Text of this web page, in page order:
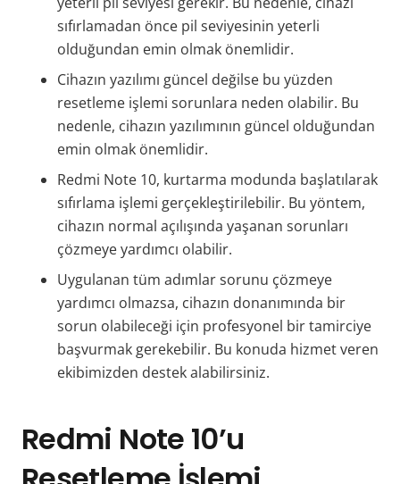
sıfırlamadan önce pil seviyesinin yeterli
olduğundan emin olmak önemlidir.
Cihazın yazılımı güncel değilse bu yüzden
resetleme işlemi sorunlara neden olabilir. Bu
nedenle, cihazın yazılımının güncel olduğundan
emin olmak önemlidir.
Redmi Note 10, kurtarma modunda başlatılarak
sıfırlama işlemi gerçekleştirilebilir. Bu yöntem,
cihazın normal açılışında yaşanan sorunları
çözmeye yardımcı olabilir.
Uygulanan tüm adımlar sorunu çözmeye
yardımcı olmazsa, cihazın donanımında bir
sorun olabileceği için profesyonel bir tamirciye
başvurmak gerekebilir. Bu konuda hizmet veren
ekibimizden destek alabilirsiniz.
Redmi Note 10’u